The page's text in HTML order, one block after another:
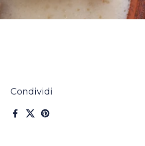
Condividi
Facebook
X (Twitter)
Pinterest